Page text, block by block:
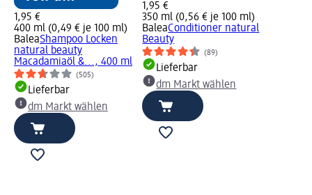
1,95 €
400 ml (0,49 € je 100 ml)
BaleaShampoo Locken
natural beauty
Macadamiaöl &..., 400 ml
(505)
Lieferbar
dm Markt wählen
1,95 €
350 ml (0,56 € je 100 ml)
BaleaConditioner natural
Beauty
(89)
Lieferbar
dm Markt wählen